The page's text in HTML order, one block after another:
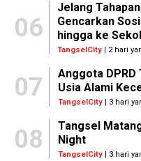
06
Jelang
Gencarkan
hingga ke
TangselCity | 2 hari
07
Anggota DPRD
Usia Alami
TangselCity| 3 hari
08
Tangsel
Night
TangselCity| 3 hari